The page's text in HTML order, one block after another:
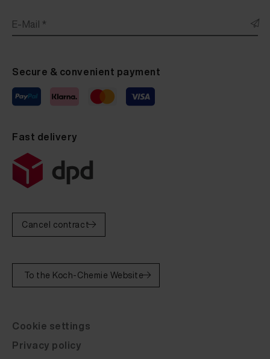
E-Mail *
Secure & convenient payment
Fast delivery
Cancel contract
To the Koch-Chemie Website
Cookie settings
Privacy policy